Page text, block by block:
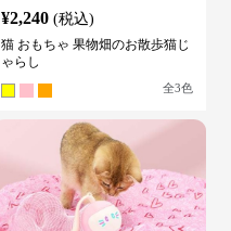
¥2,240 (税込)
猫 おもちゃ 果物畑のお散歩猫じ
ゃらし
全3色